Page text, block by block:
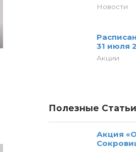
Новости
31 июля
Акции
Полезные Статьи
Акция